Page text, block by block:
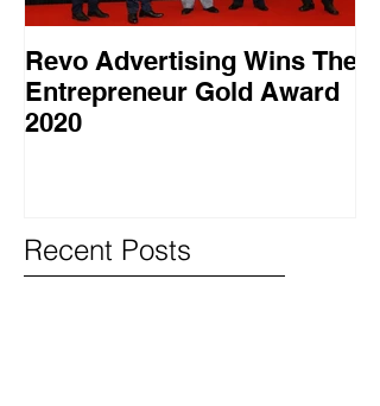
Revo Advertising Wins The
Entrepreneur Gold Award
2020
Recent Posts